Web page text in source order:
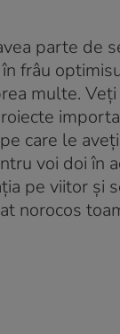
parte de
frâu
multe. Veți
care le
voi doi în
pe viitor și
norocos